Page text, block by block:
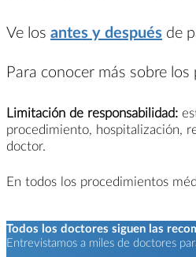
Ve los antes y después de
Para conocer más sobre
Limitación de responsabilidad:
procedimiento, hospitalización,
doctor.
En todos los procedimientos
Todos los doctores siguen las
Entrevistamos a miles de doctores